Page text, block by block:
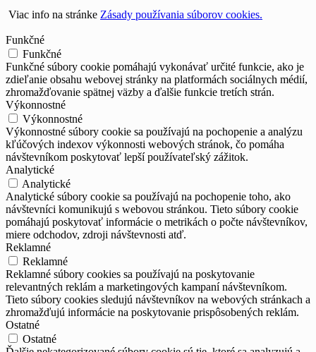
Viac info na stránke Zásady používania súborov cookies.
Funkčné
Funkčné
Funkčné súbory cookie pomáhajú vykonávať určité funkcie, ako je
zdieľanie obsahu webovej stránky na platformách sociálnych médií,
zhromažďovanie spätnej väzby a ďalšie funkcie tretích strán.
Výkonnostné
Výkonnostné
Výkonnostné súbory cookie sa používajú na pochopenie a analýzu
kľúčových indexov výkonnosti webových stránok, čo pomáha
návštevníkom poskytovať lepší používateľský zážitok.
Analytické
Analytické
Analytické súbory cookie sa používajú na pochopenie toho, ako
návštevníci komunikujú s webovou stránkou. Tieto súbory cookie
pomáhajú poskytovať informácie o metrikách o počte návštevníkov,
miere odchodov, zdroji návštevnosti atď.
Reklamné
Reklamné
Reklamné súbory cookies sa používajú na poskytovanie
relevantných reklám a marketingových kampaní návštevníkom.
Tieto súbory cookies sledujú návštevníkov na webových stránkach a
zhromažďujú informácie na poskytovanie prispôsobených reklám.
Ostatné
Ostatné